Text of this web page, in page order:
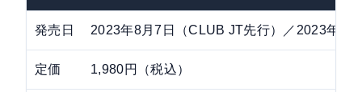
発売日 2023年8月7日（CLUB JT先行）／2023年9
定価 1,980円（税込）